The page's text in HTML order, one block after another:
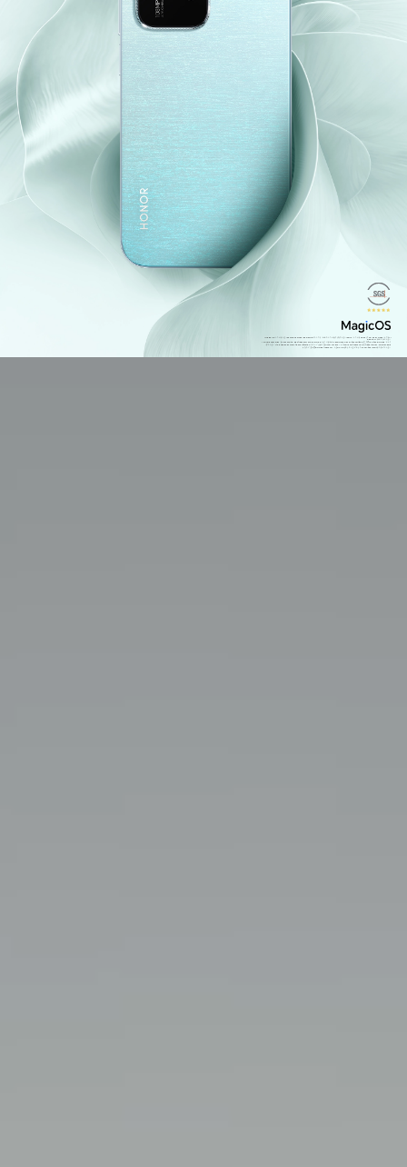
*The 108MP ကင်မရာသည် 108 million physical pixel points ပါဝင်တဲ့ အနောက်ကင်မရာကို ဆိုလိုသည်။ 108MP ကင်မရာ mode ကို HIGH-RES mode တွင်သာ AI
*HONOR 200 Series ရဲ့ 3840Hz ultra-high frequency PWM dimming နည်းပညာဟာ TÜV Rheinland Flicker-free certified ဖြစ်ပြီး risk-free dimming အဆင့်
ရှိပါသည်။ TÜV Rheinland Flicker-free certification စမ်းသပ်မှုများသည် flicker risk level နှင့် the flicker frequency များကို IEEE Std 1789-2015 standard